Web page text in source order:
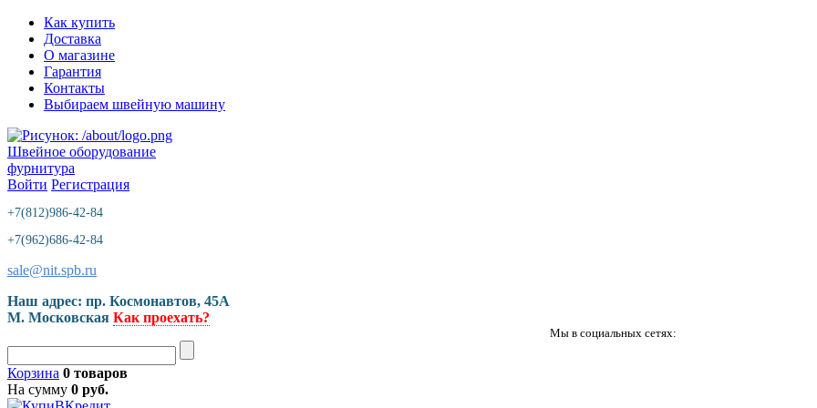
Как купить
Доставка
О магазине
Гарантия
Контакты
Выбираем швейную машину
Швейное оборудование
фурнитура
Войти Регистрация
+7(812)986-42-84
+7(962)686-42-84
sale@nit.spb.ru
Наш адрес: пр. Космонавтов, 45A
М. Московская Как проехать?
Мы в социальных сетях:
Корзина 0 товаров
На сумму 0 руб.